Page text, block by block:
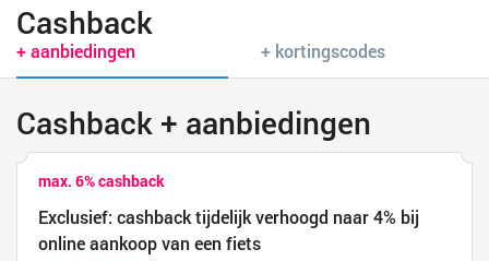
Cashback
+ aanbiedingen + kortingscodes
Cashback + aanbiedingen
max. 6% cashback
Exclusief: cashback tijdelijk verhoogd naar 4% bij
online aankoop van een fiets